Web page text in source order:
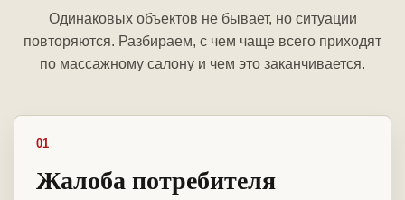
Одинаковых объектов не бывает, но ситуации
повторяются. Разбираем, с чем чаще всего приходят
по массажному салону и чем это заканчивается.
01
Жалоба потребителя